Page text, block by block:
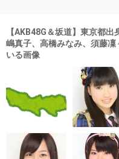
【AKB48G＆坂道】東京都
嶋真子、高橋みなみ、須藤
いる画像